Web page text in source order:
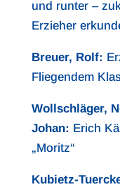
und runter –
Erzieher
Breuer, Rolf:
Fliegendem
Wollschläger,
Johan: Erich
„Moritz“
Kubietz-